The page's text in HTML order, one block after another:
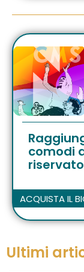
comodi
ACQUISTA IL
Ultimi